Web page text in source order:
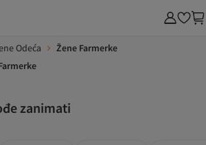
Odeća
Žene Farmerke
zanimati